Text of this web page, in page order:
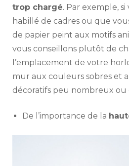
trop chargé. Par exemple,
habillé de cadres ou que
de papier peint aux motifs
vous conseillons plutôt de
l’emplacement de votre
mur aux couleurs sobres et
décoratifs peu nombreux ou
De l’importance de la